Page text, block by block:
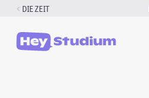
Zum
springen
DIE ZEIT